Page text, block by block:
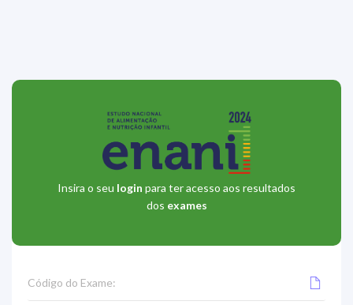
Insira o seu login para ter acesso aos resultados
dos exames
Código do Exame: